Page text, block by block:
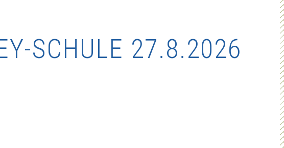
SCHULE 27.8.2026